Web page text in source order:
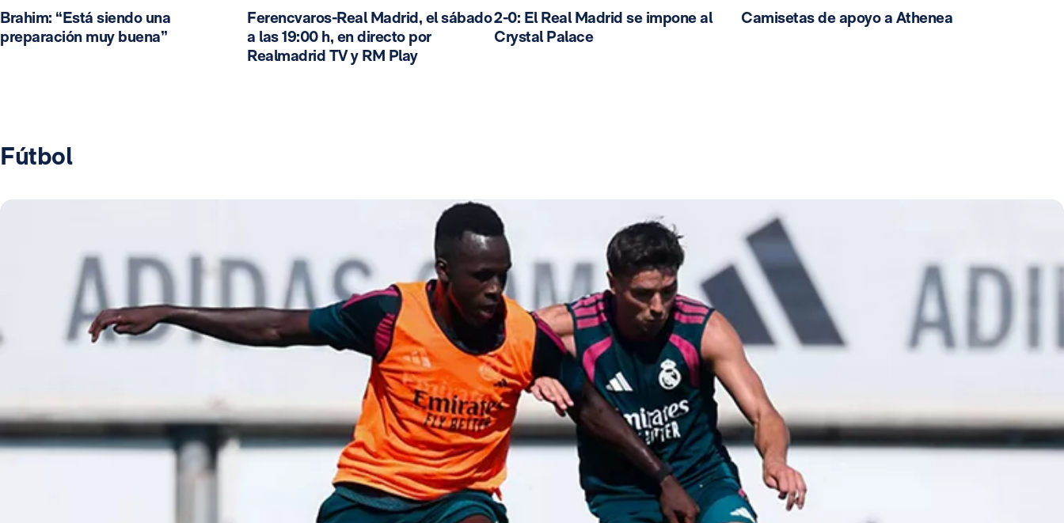
Brahim: “Está siendo una
preparación muy buena”
Ferencvaros-Real Madrid, el sábado
a las 19:00 h, en directo por
Realmadrid TV y RM Play
2-0: El Real Madrid se impone al
Crystal Palace
Camisetas de apoyo a Athenea
Fútbol